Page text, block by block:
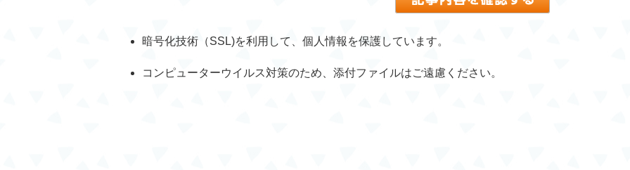
暗号化技術（SSL)を利用して、個人情報を保護しています。
コンピューターウイルス対策のため、添付ファイルはご遠慮ください。